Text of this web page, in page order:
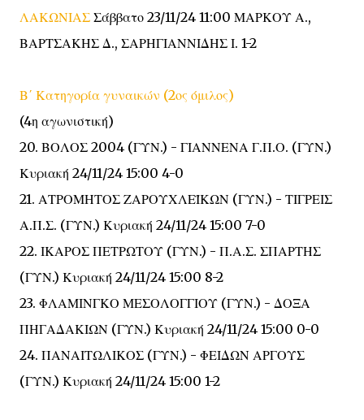
ΛΑΚΩΝΙΑΣ Σάββατο 23/11/24 11:00 ΜΑΡΚΟΥ Α.,
ΒΑΡΤΣΑΚΗΣ Δ., ΣΑΡΗΓΙΑΝΝΙΔΗΣ Ι. 1-2
Β΄ Κατηγορία γυναικών (2ος όμιλος)
(4η αγωνιστική)
20. ΒΟΛΟΣ 2004 (ΓΥΝ.) - ΓΙΑΝΝΕΝΑ Γ.Π.Ο. (ΓΥΝ.)
Κυριακή 24/11/24 15:00 4-0
21. ΑΤΡΟΜΗΤΟΣ ΖΑΡΟΥΧΛΕΪΚΩΝ (ΓΥΝ.) - ΤΙΓΡΕΙΣ
Α.Π.Σ. (ΓΥΝ.) Κυριακή 24/11/24 15:00 7-0
22. ΙΚΑΡΟΣ ΠΕΤΡΩΤΟΥ (ΓΥΝ.) - Π.Α.Σ. ΣΠΑΡΤΗΣ
(ΓΥΝ.) Κυριακή 24/11/24 15:00 8-2
23. ΦΛΑΜΙΝΓΚΟ ΜΕΣΟΛΟΓΓΙΟΥ (ΓΥΝ.) - ΔΟΞΑ
ΠΗΓΑΔΑΚΙΩΝ (ΓΥΝ.) Κυριακή 24/11/24 15:00 0-0
24. ΠΑΝΑΙΤΩΛΙΚΟΣ (ΓΥΝ.) - ΦΕΙΔΩΝ ΑΡΓΟΥΣ
(ΓΥΝ.) Κυριακή 24/11/24 15:00 1-2